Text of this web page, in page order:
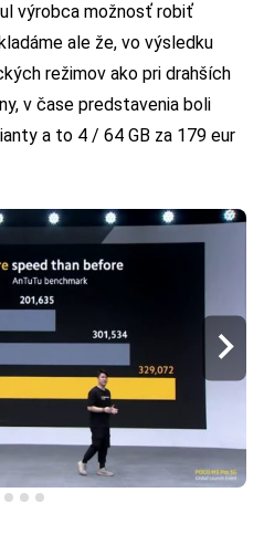
výrobca možnosť robiť
ale že, vo výsledku
režimov ako pri drahších
v čase predstavenia boli
a to 4 / 64 GB za 179 eur